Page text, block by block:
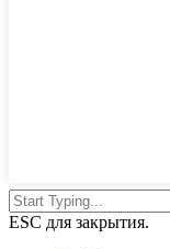
ESC для закрытия.